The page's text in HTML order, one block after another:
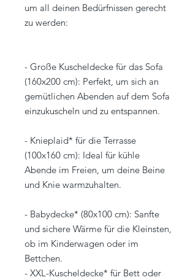
um all deinen Bedürfnissen gerecht
zu werden:
- Große Kuscheldecke für das Sofa
(160x200 cm): Perfekt, um sich an
gemütlichen Abenden auf dem Sofa
einzukuscheln und zu entspannen.
- Knieplaid* für die Terrasse
(100x160 cm): Ideal für kühle
Abende im Freien, um deine Beine
und Knie warmzuhalten.
- Babydecke* (80x100 cm): Sanfte
und sichere Wärme für die Kleinsten,
ob im Kinderwagen oder im
Bettchen.
- XXL-Kuscheldecke* für Bett oder